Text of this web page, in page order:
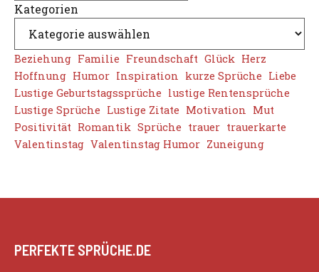
Kategorien
Beziehung Familie Freundschaft Glück Herz
Hoffnung Humor Inspiration kurze Sprüche Liebe
Lustige Geburtstagssprüche lustige Rentensprüche
Lustige Sprüche Lustige Zitate Motivation
Mut
Positivität Romantik Sprüche trauer trauerkarte
Valentinstag Valentinstag Humor Zuneigung
PERFEKTE SPRÜCHE.DE